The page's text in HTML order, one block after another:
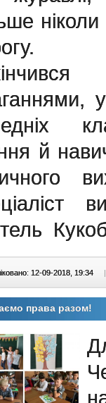
й
12-09-2018, 19:34
права разом!